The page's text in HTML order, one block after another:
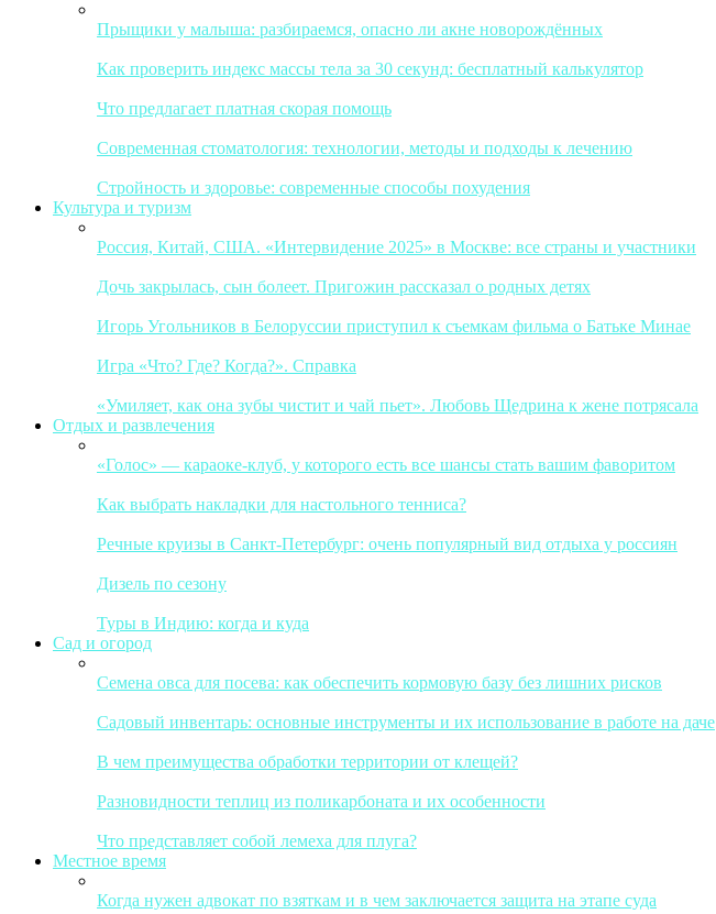
Прыщики у малыша: разбираемся, опасно ли акне новорождённых
Как проверить индекс массы тела за 30 секунд: бесплатный калькулятор
Что предлагает платная скорая помощь
Современная стоматология: технологии, методы и подходы к лечению
Стройность и здоровье: современные способы похудения
Культура и туризм
Россия, Китай, США. «Интервидение 2025» в Москве: все страны и участники
Дочь закрылась, сын болеет. Пригожин рассказал о родных детях
Игорь Угольников в Белоруссии приступил к съемкам фильма о Батьке Минае
Игра «Что? Где? Когда?». Справка
«Умиляет, как она зубы чистит и чай пьет». Любовь Щедрина к жене потрясала
Отдых и развлечения
«Голос» — караоке-клуб, у которого есть все шансы стать вашим фаворитом
Как выбрать накладки для настольного тенниса?
Речные круизы в Санкт-Петербург: очень популярный вид отдыха у россиян
Дизель по сезону
Туры в Индию: когда и куда
Сад и огород
Семена овса для посева: как обеспечить кормовую базу без лишних рисков
Садовый инвентарь: основные инструменты и их использование в работе на даче
В чем преимущества обработки территории от клещей?
Разновидности теплиц из поликарбоната и их особенности
Что представляет собой лемеха для плуга?
Местное время
Когда нужен адвокат по взяткам и в чем заключается защита на этапе суда